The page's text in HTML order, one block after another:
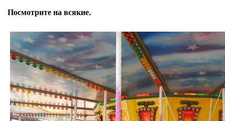
Посмотрите на всякие.